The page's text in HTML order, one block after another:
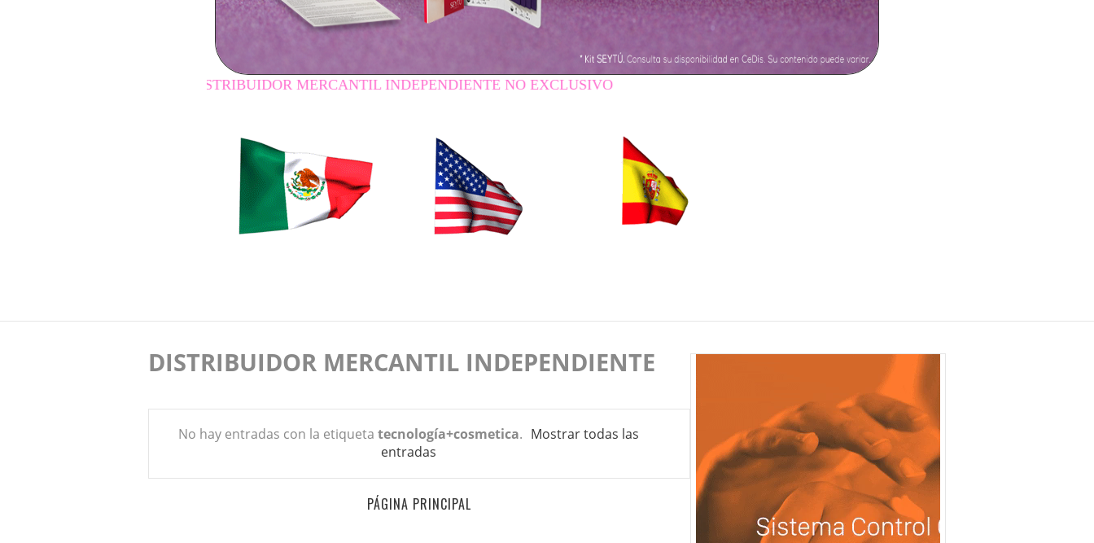
DISTRIBUIDOR MERCANTIL INDEPENDIENTE NO EXCLUSIVO
DISTRIBUIDOR MERCANTIL INDEPENDIENTE
No hay entradas con la etiqueta tecnología+cosmetica. Mostrar todas las
entradas
PÁGINA PRINCIPAL